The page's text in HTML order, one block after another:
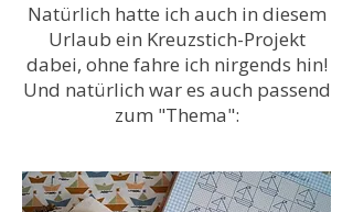
Natürlich hatte ich auch in diesem
Urlaub ein Kreuzstich-Projekt
dabei, ohne fahre ich nirgends hin!
Und natürlich war es auch passend
zum "Thema":